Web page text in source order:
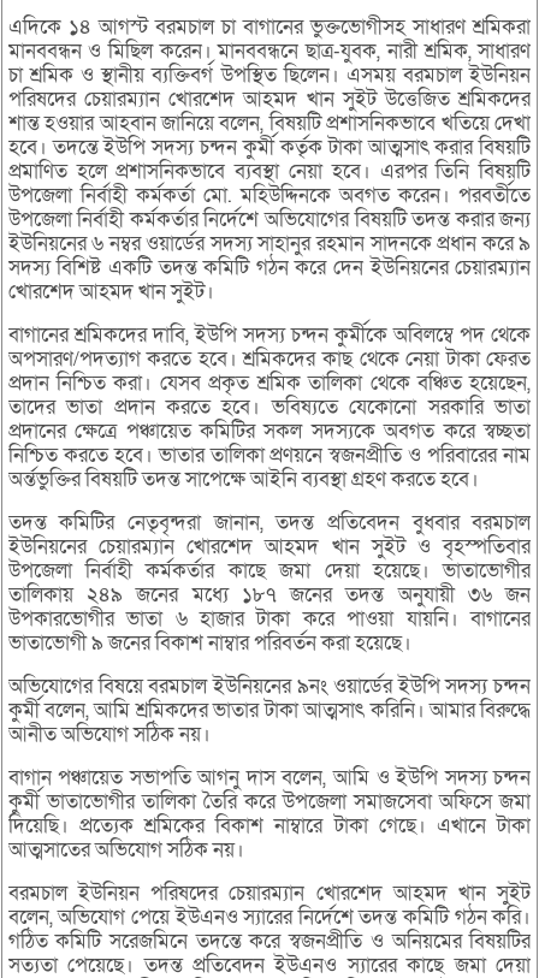
এদিকে ১৪ আগস্ট বরমচাল চা বাগানের ভুক্তভোগীসহ সাধারণ শ্রমিকরা
মানববন্ধন ও মিছিল করেন। মানববন্ধনে ছাত্র-যুবক, নারী শ্রমিক, সাধারণ
চা শ্রমিক ও স্থানীয় ব্যক্তিবর্গ উপস্থিত ছিলেন। এসময় বরমচাল ইউনিয়ন
পরিষদের চেয়ারম্যান খোরশেদ আহমদ খান সুইট উত্তেজিত শ্রমিকদের
শান্ত হওয়ার আহবান জানিয়ে বলেন, বিষয়টি প্রশাসনিকভাবে খতিয়ে দেখা
হবে। তদন্তে ইউপি সদস্য চন্দন কুর্মী কর্তৃক টাকা আত্মসাৎ করার বিষয়টি
প্রমাণিত হলে প্রশাসনিকভাবে ব্যবস্থা নেয়া হবে। এরপর তিনি বিষয়টি
উপজেলা নির্বাহী কর্মকর্তা মো. মহিউদ্দিনকে অবগত করেন। পরবর্তীতে
উপজেলা নির্বাহী কর্মকর্তার নির্দেশে অভিযোগের বিষয়টি তদন্ত করার জন্য
ইউনিয়নের ৬ নম্বর ওয়ার্ডের সদস্য সাহানুর রহমান সাদনকে প্রধান করে ৯
সদস্য বিশিষ্ট একটি তদন্ত কমিটি গঠন করে দেন ইউনিয়নের চেয়ারম্যান
খোরশেদ আহমদ খান সুইট।
বাগানের শ্রমিকদের দাবি, ইউপি সদস্য চন্দন কুর্মীকে অবিলম্বে পদ থেকে
অপসারণ/পদত্যাগ করতে হবে। শ্রমিকদের কাছ থেকে নেয়া টাকা ফেরত
প্রদান নিশ্চিত করা। যেসব প্রকৃত শ্রমিক তালিকা থেকে বঞ্চিত হয়েছেন,
তাদের ভাতা প্রদান করতে হবে। ভবিষ্যতে যেকোনো সরকারি ভাতা
প্রদানের ক্ষেত্রে পঞ্চায়েত কমিটির সকল সদস্যকে অবগত করে স্বচ্ছতা
নিশ্চিত করতে হবে। ভাতার তালিকা প্রণয়নে স্বজনপ্রীতি ও পরিবারের নাম
অর্ন্তভুক্তির বিষয়টি তদন্ত সাপেক্ষে আইনি ব্যবস্থা গ্রহণ করতে হবে।
তদন্ত কমিটির নেতৃবৃন্দরা জানান, তদন্ত প্রতিবেদন বুধবার বরমচাল
ইউনিয়নের চেয়ারম্যান খোরশেদ আহমদ খান সুইট ও বৃহস্পতিবার
উপজেলা নির্বাহী কর্মকর্তার কাছে জমা দেয়া হয়েছে। ভাতাভোগীর
তালিকায় ২৪৯ জনের মধ্যে ১৮৭ জনের তদন্ত অনুযায়ী ৩৬ জন
উপকারভোগীর ভাতা ৬ হাজার টাকা করে পাওয়া যায়নি। বাগানের
ভাতাভোগী ৯ জনের বিকাশ নাম্বার পরিবর্তন করা হয়েছে।
অভিযোগের বিষয়ে বরমচাল ইউনিয়নের ৯নং ওয়ার্ডের ইউপি সদস্য চন্দন
কুর্মী বলেন, আমি শ্রমিকদের ভাতার টাকা আত্মসাৎ করিনি। আমার বিরুদ্ধে
আনীত অভিযোগ সঠিক নয়।
বাগান পঞ্চায়েত সভাপতি আগনু দাস বলেন, আমি ও ইউপি সদস্য চন্দন
কুর্মী ভাতাভোগীর তালিকা তৈরি করে উপজেলা সমাজসেবা অফিসে জমা
দিয়েছি। প্রত্যেক শ্রমিকের বিকাশ নাম্বারে টাকা গেছে। এখানে টাকা
আত্মসাতের অভিযোগ সঠিক নয়।
বরমচাল ইউনিয়ন পরিষদের চেয়ারম্যান খোরশেদ আহমদ খান সুইট
বলেন, অভিযোগ পেয়ে ইউএনও স্যারের নির্দেশে তদন্ত কমিটি গঠন করি।
গঠিত কমিটি সরেজমিনে তদন্তে করে স্বজনপ্রীতি ও অনিয়মের বিষয়টির
সত্যতা পেয়েছে। তদন্ত প্রতিবেদন ইউএনও স্যারের কাছে জমা দেয়া